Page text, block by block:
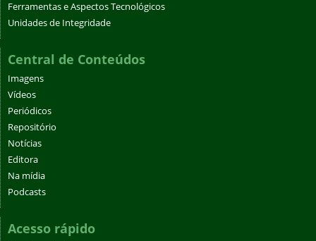
Ferramentas e Aspectos Tecnológicos
Unidades de Integridade
Central de Conteúdos
Imagens
Vídeos
Periódicos
Repositório
Notícias
Editora
Na mídia
Podcasts
Acesso rápido